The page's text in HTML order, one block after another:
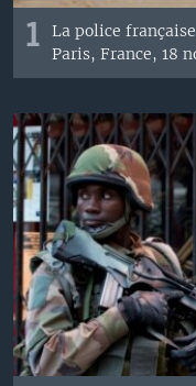
1
La police
Paris, France, 18